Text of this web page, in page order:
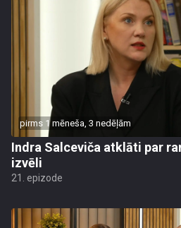
pirms 1 mēneša, 3 nedēļām
Indra Salceviča atklāti par
izvēli
21. epizode